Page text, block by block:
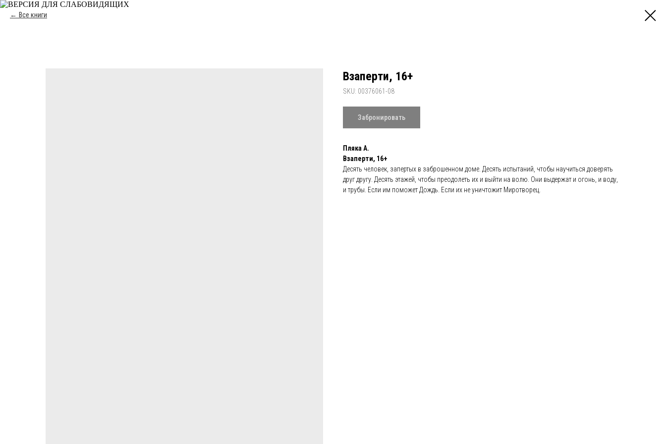
Все книги
Взаперти, 16+
SKU: 00376061-08
Забронировать
Пляка А.
Взаперти, 16+
Десять человек, запертых в заброшенном доме. Десять испытаний, чтобы научиться доверять
друг другу. Десять этажей, чтобы преодолеть их и выйти на волю. Они выдержат и огонь, и воду,
и трубы. Если им поможет Дождь. Если их не уничтожит Миротворец.